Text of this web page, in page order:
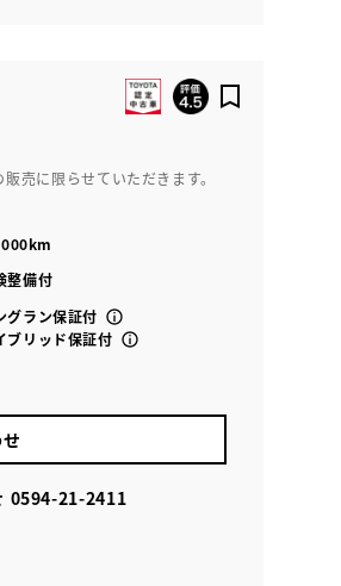
売に限らせていただきます。
整備付
グラン保証付
ブリッド保証付
0594-21-2411